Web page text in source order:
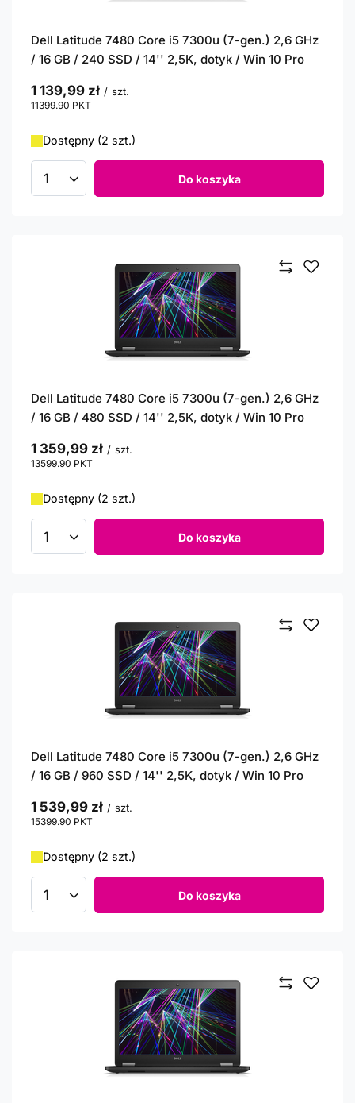
Dell Latitude 7480 Core i5 7300u (7-gen.) 2,6 GHz
/ 16 GB / 240 SSD / 14'' 2,5K, dotyk / Win 10 Pro
1 139,99 zł / szt.
11399.90 PKT
Dostępny (2 szt.)
Ilość produktów Do koszyka
Dell Latitude 7480 Core i5 7300u (7-gen.) 2,6 GHz
/ 16 GB / 480 SSD / 14'' 2,5K, dotyk / Win 10 Pro
1 359,99 zł / szt.
13599.90 PKT
Dostępny (2 szt.)
Ilość produktów Do koszyka
Dell Latitude 7480 Core i5 7300u (7-gen.) 2,6 GHz
/ 16 GB / 960 SSD / 14'' 2,5K, dotyk / Win 10 Pro
1 539,99 zł / szt.
15399.90 PKT
Dostępny (2 szt.)
Ilość produktów Do koszyka